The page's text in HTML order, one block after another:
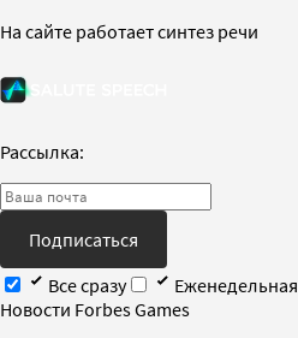
На сайте работает синтез речи
Рассылка:
Подписаться
Все сразу
Еженедельная
Новости Forbes Games